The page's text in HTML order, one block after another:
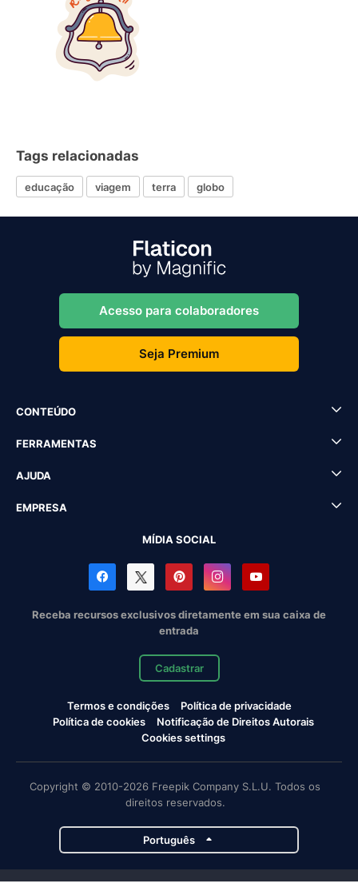
Tags relacionadas
educação viagem terra globo
Acesso para colaboradores
Seja Premium
CONTEÚDO
FERRAMENTAS
AJUDA
EMPRESA
MÍDIA SOCIAL
Receba recursos exclusivos diretamente em sua caixa de
entrada
Cadastrar
Termos e condições
Política de privacidade
Política de cookies
Notificação de Direitos Autorais
Cookies settings
Copyright © 2010-2026 Freepik Company S.L.U. Todos os
direitos reservados.
Português